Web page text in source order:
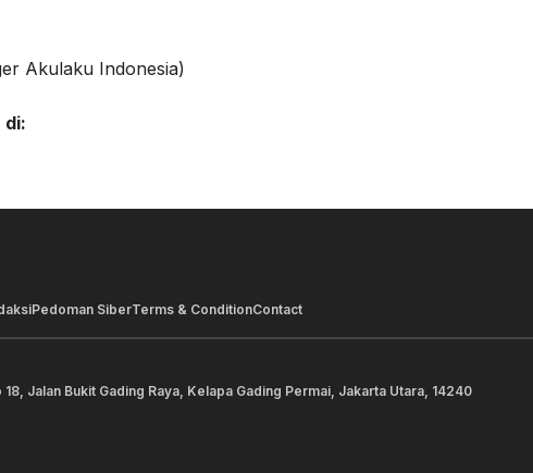
Akulaku Indonesia)
di:
Pedoman SiberTerms & ConditionContact
Jalan Bukit Gading Raya, Kelapa Gading Permai, Jakarta Utara, 14240